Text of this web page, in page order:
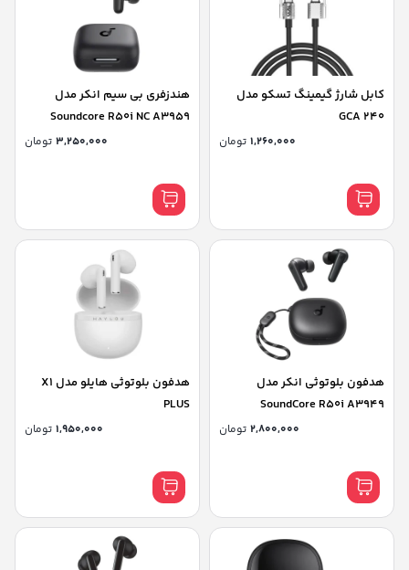
کابل شارژ گیمینگ تسکو مدل
GCA 240
تومان
هندزفری بی سیم انکر مدل
Soundcore R50i NC A3959
تومان
هدفون بلوتوثی انکر مدل
SoundCore R50i A3949
تومان
هدفون بلوتوثی هایلو مدل X1
PLUS
تومان